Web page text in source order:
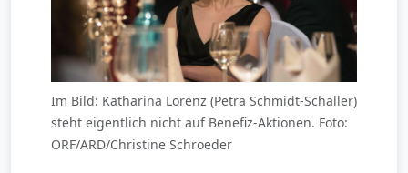
Im Bild: Katharina Lorenz (Petra Schmidt-Schaller)
steht eigentlich nicht auf Benefiz-Aktionen. Foto:
ORF/ARD/Christine Schroeder